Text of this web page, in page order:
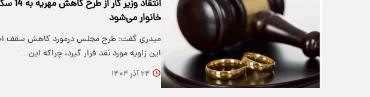
خانوار می‌شود
این زاویه مورد نقد قرار گیرد،‌ چراکه این…
۲۴ آذر ۱۴۰۴